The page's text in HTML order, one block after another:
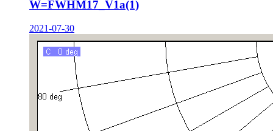
W=FWHM17_V1a(1)
2021-07-30